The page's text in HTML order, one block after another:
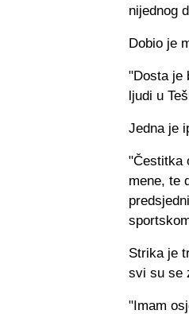
nijednog
Dobio je
"Dosta je
ljudi u
Jedna je
"Čestitka
mene, te
Strika je
svi su se
"Imam